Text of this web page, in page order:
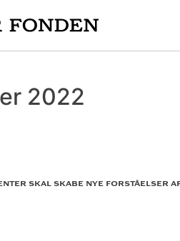
2022
SKAL SKABE NYE FORSTÅELSER